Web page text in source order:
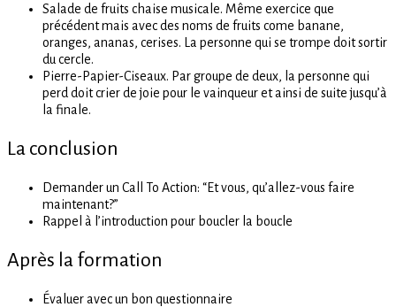
Salade de fruits chaise musicale. Même exercice que
précédent mais avec des noms de fruits come banane,
oranges, ananas, cerises. La personne qui se trompe doit sortir
du cercle.
Pierre-Papier-Ciseaux. Par groupe de deux, la personne qui
perd doit crier de joie pour le vainqueur et ainsi de suite jusqu’à
la finale.
La conclusion
Demander un Call To Action: “Et vous, qu’allez-vous faire
maintenant?”
Rappel à l’introduction pour boucler la boucle
Après la formation
Évaluer avec un bon questionnaire